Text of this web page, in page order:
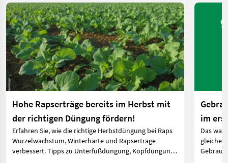
Hohe Rapserträge bereits im Herbst mit
der richtigen Düngung fördern!
Erfahren Sie, wie die richtige Herbstdüngung bei Raps
Wurzelwachstum, Winterhärte und Rapserträge
verbessert. Tipps zu Unterfußdüngung, Kopfdüngung
im
Das
gleichen